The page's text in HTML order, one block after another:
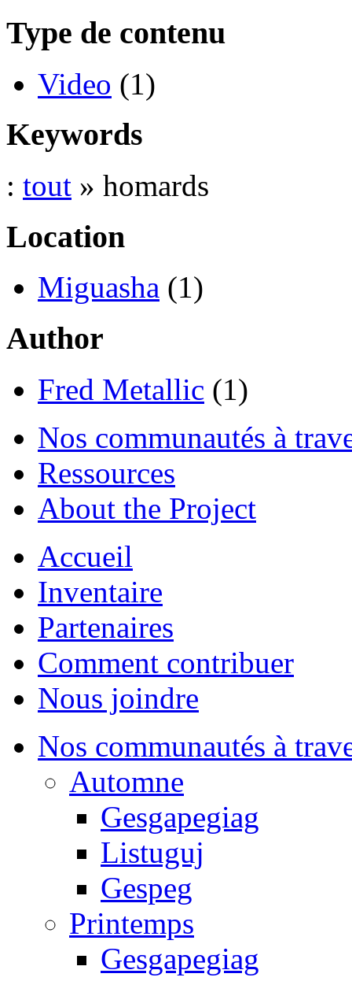
Type de contenu
Video (1)
Keywords
: tout » homards
Location
Miguasha (1)
Author
Fred Metallic (1)
Nos communautés à
Ressources
About the Project
Accueil
Inventaire
Partenaires
Comment contribuer
Nous joindre
Nos communautés à
Automne
Gesgapegiag
Listuguj
Gespeg
Printemps
Gesgapegiag